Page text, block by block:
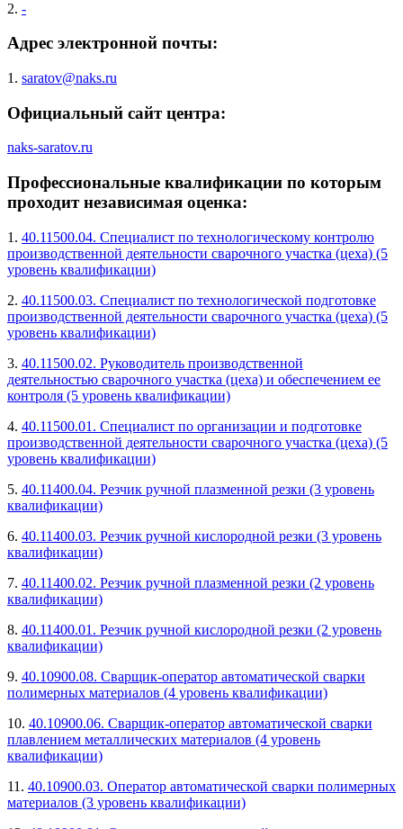
2. -
Адрес электронной почты:
1. saratov@naks.ru
Официальный сайт центра:
naks-saratov.ru
Профессиональные квалификации по которым
проходит независимая оценка:
1. 40.11500.04. Специалист по технологическому контролю
производственной деятельности сварочного участка (цеха) (5
уровень квалификации)
2. 40.11500.03. Специалист по технологической подготовке
производственной деятельности сварочного участка (цеха) (5
уровень квалификации)
3. 40.11500.02. Руководитель производственной
деятельностью сварочного участка (цеха) и обеспечением ее
контроля (5 уровень квалификации)
4. 40.11500.01. Специалист по организации и подготовке
производственной деятельности сварочного участка (цеха) (5
уровень квалификации)
5. 40.11400.04. Резчик ручной плазменной резки (3 уровень
квалификации)
6. 40.11400.03. Резчик ручной кислородной резки (3 уровень
квалификации)
7. 40.11400.02. Резчик ручной плазменной резки (2 уровень
квалификации)
8. 40.11400.01. Резчик ручной кислородной резки (2 уровень
квалификации)
9. 40.10900.08. Сварщик-оператор автоматической сварки
полимерных материалов (4 уровень квалификации)
10. 40.10900.06. Сварщик-оператор автоматической сварки
плавлением металлических материалов (4 уровень
квалификации)
11. 40.10900.03. Оператор автоматической сварки полимерных
материалов (3 уровень квалификации)